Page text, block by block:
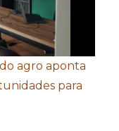
agro aponta
para